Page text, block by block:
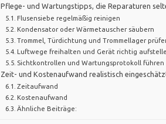
Pflege- und Wartungstipps, die Reparaturen
Flusensiebe regelmäßig reinigen
Kondensator oder Wärmetauscher säubern
Trommel, Türdichtung und Trommellager
Luftwege freihalten und Gerät richtig
Sichtkontrollen und Wartungsprotokoll führen
Zeit- und Kostenaufwand realistisch
Zeitaufwand
Kostenaufwand
Ähnliche Beiträge: